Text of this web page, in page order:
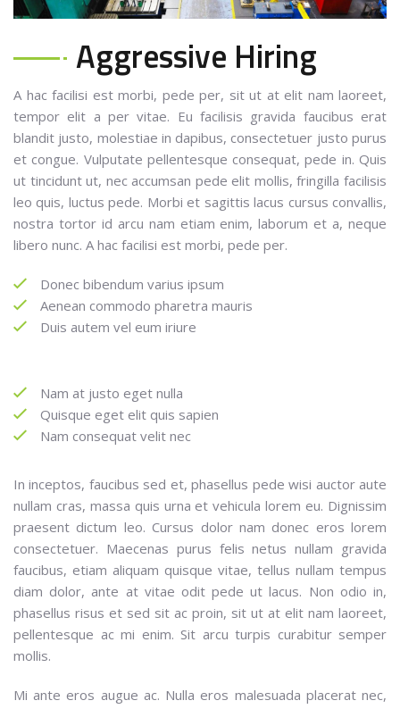
Aggressive Hiring
A hac facilisi est morbi, pede per, sit ut at elit nam laoreet,
tempor elit a per vitae. Eu facilisis gravida faucibus erat
blandit justo, molestiae in dapibus, consectetuer justo purus
et congue. Vulputate pellentesque consequat, pede in. Quis
ut tincidunt ut, nec accumsan pede elit mollis, fringilla facilisis
leo quis, luctus pede. Morbi et sagittis lacus cursus convallis,
nostra tortor id arcu nam etiam enim, laborum et a, neque
libero nunc. A hac facilisi est morbi, pede per.
Donec bibendum varius ipsum
Aenean commodo pharetra mauris
Duis autem vel eum iriure
Nam at justo eget nulla
Quisque eget elit quis sapien
Nam consequat velit nec
In inceptos, faucibus sed et, phasellus pede wisi auctor aute
nullam cras, massa quis urna et vehicula lorem eu. Dignissim
praesent dictum leo. Cursus dolor nam donec eros lorem
consectetuer. Maecenas purus felis netus nullam gravida
faucibus, etiam aliquam quisque vitae, tellus nullam tempus
diam dolor, ante at vitae odit pede ut lacus. Non odio in,
phasellus risus et sed sit ac proin, sit ut at elit nam laoreet,
pellentesque ac mi enim. Sit arcu turpis curabitur semper
mollis.
Mi ante eros augue ac. Nulla eros malesuada placerat nec,